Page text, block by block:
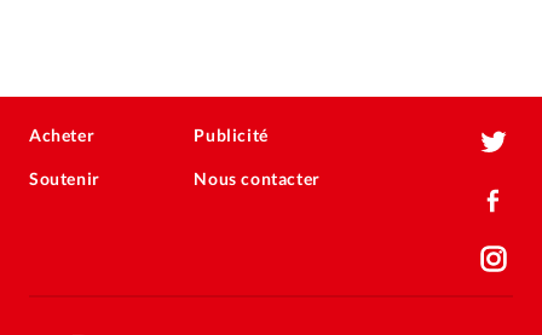
Acheter
Soutenir
Publicité
Nous contacter